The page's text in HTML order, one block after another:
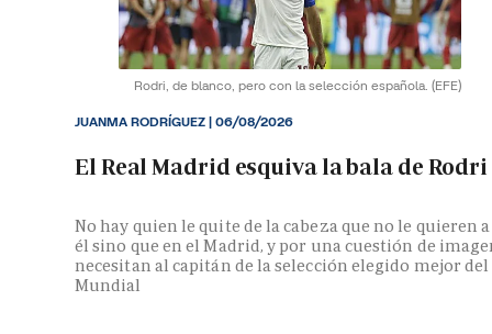
Rodri, de blanco, pero con la selección española. (EFE)
El Real Madrid esquiva la bala de Rodri
No hay quien le quite de la cabeza que no le quieren a
él sino que en el Madrid, y por una cuestión de
necesitan al capitán de la selección elegido mejor del
Mundial
JUANMA RODRÍGUEZ|06/08/2026